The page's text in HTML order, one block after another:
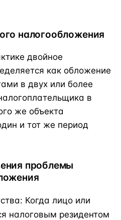
налогообложения
двойное
как обложение
в двух или более
в
же объекта
и тот же период
проблемы
Когда лицо или
налоговым резидентом